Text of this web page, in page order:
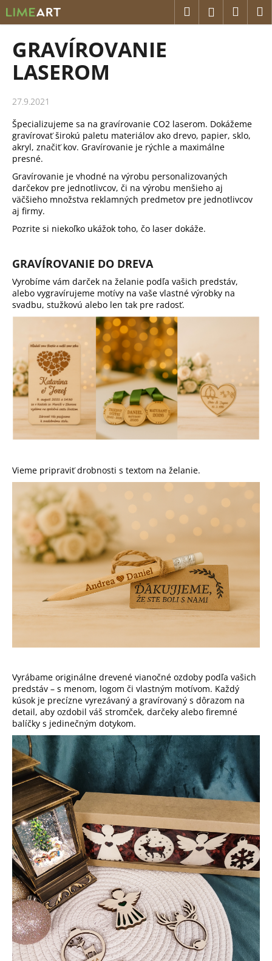
Prejsť
na
obsah
Hľadať
GRAVÍROVANIE
LASEROM
27.9.2021
Špecializujeme sa na gravírovanie CO2 laserom. Dokážeme
gravírovať širokú paletu materiálov ako drevo, papier, sklo,
akryl, značiť kov. Gravírovanie je rýchle a maximálne
presné.
Gravírovanie je vhodné na výrobu personalizovaných
darčekov pre jednotlivcov, či na výrobu menšieho aj
väčšieho množstva reklamných predmetov pre jednotlivcov
aj firmy.
Pozrite si niekoľko ukážok toho, čo laser dokáže.
GRAVÍROVANIE DO DREVA
Vyrobíme vám darček na želanie podľa vašich predstáv,
alebo vygravírujeme motívy na vaše vlastné výrobky na
svadbu, stužkovú alebo len tak pre radosť.
Vieme pripraviť drobnosti s textom na želanie.
Vyrábame originálne drevené vianočné ozdoby podľa vašich
predstáv – s menom, logom či vlastným motívom. Každý
kúsok je precízne vyrezávaný a gravírovaný s dôrazom na
detail, aby ozdobil váš stromček, darčeky alebo firemné
balíčky s jedinečným dotykom.
K
o
Č
o
p
o
t
r
e
b
u
j
e
e
n
á
j
s
HĽADAŤ
O
d
ú
č
a
-
MAMA
A
DCÉRA
€14